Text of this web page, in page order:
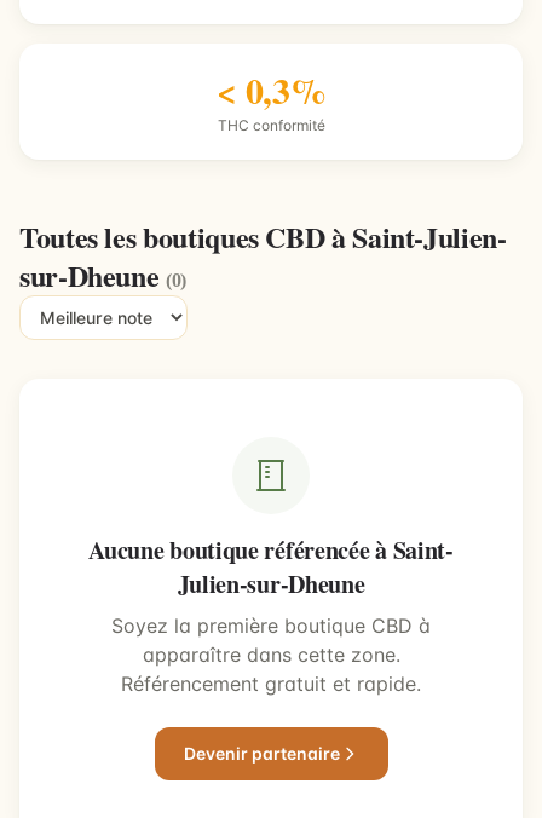
< 0,3%
THC conformité
Toutes les boutiques CBD à Saint-Julien-
sur-Dheune(0)
Aucune boutique référencée à Saint-
Julien-sur-Dheune
Soyez la première boutique CBD à
apparaître dans cette zone.
Référencement gratuit et rapide.
Devenir partenaire